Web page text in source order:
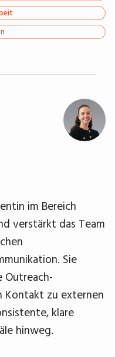
im Bereich
verstärkt das Team
Sie
Kontakt zu externen
klare
hinweg.